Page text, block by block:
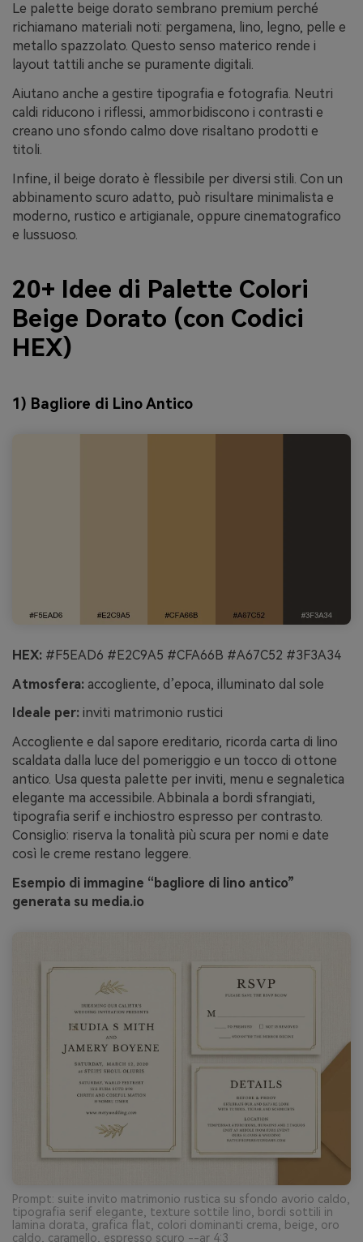
Le palette beige dorato sembrano premium perché
richiamano materiali noti: pergamena, lino, legno, pelle e
metallo spazzolato. Questo senso materico rende i
layout tattili anche se puramente digitali.
Aiutano anche a gestire tipografia e fotografia. Neutri
caldi riducono i riflessi, ammorbidiscono i contrasti e
creano uno sfondo calmo dove risaltano prodotti e
titoli.
Infine, il beige dorato è flessibile per diversi stili. Con un
abbinamento scuro adatto, può risultare minimalista e
moderno, rustico e artigianale, oppure cinematografico
e lussuoso.
20+ Idee di Palette Colori
Beige Dorato (con Codici
HEX)
1) Bagliore di Lino Antico
HEX: #F5EAD6 #E2C9A5 #CFA66B #A67C52 #3F3A34
Atmosfera: accogliente, d’epoca, illuminato dal sole
Ideale per: inviti matrimonio rustici
Accogliente e dal sapore ereditario, ricorda carta di lino
scaldata dalla luce del pomeriggio e un tocco di ottone
antico. Usa questa palette per inviti, menu e segnaletica
elegante ma accessibile. Abbinala a bordi sfrangiati,
tipografia serif e inchiostro espresso per contrasto.
Consiglio: riserva la tonalità più scura per nomi e date
così le creme restano leggere.
Esempio di immagine “bagliore di lino antico”
generata su media.io
Prompt: suite invito matrimonio rustica su sfondo avorio caldo,
tipografia serif elegante, texture sottile lino, bordi sottili in
lamina dorata, grafica flat, colori dominanti crema, beige, oro
caldo, caramello, espresso scuro --ar 4:3